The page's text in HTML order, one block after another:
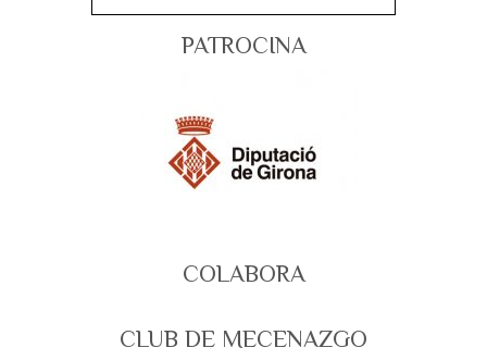
PATROCINA
COLABORA
CLUB DE MECENAZGO